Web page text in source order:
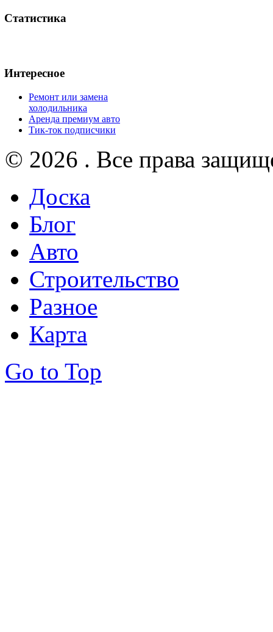
Статистика
Интересное
Ремонт или замена
холодильника
Аренда премиум авто
Тик-ток подписчики
© 2026 . Все права
Доска
Блог
Авто
Строительство
Разное
Карта
Go to Top